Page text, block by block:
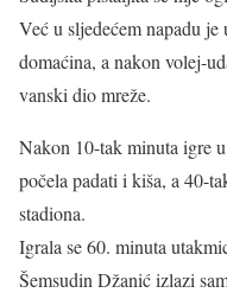
Već u sljedećem napadu
domaćina, a nakon volej-
vanski dio mreže.
Nakon 10-tak minuta igre
počela padati i kiša, a 40-
stadiona.
Igrala se 60. minuta
Šemsudin Džanić izlazi